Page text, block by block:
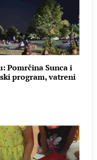
Pomrčina Sunca i
program, vatreni